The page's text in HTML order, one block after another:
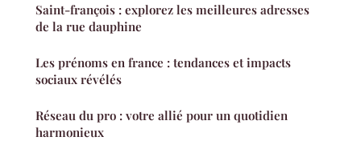
Saint-françois : explorez les meilleures adresses
de la rue dauphine
Les prénoms en france : tendances et impacts
sociaux révélés
Réseau du pro : votre allié pour un quotidien
harmonieux